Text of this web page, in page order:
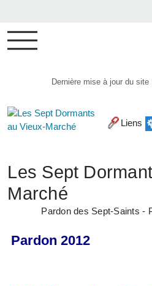
Dernière mise à jour du
Liens
Les Sept
Marché
Pardon des Sept-Saints -
Pardon 2012